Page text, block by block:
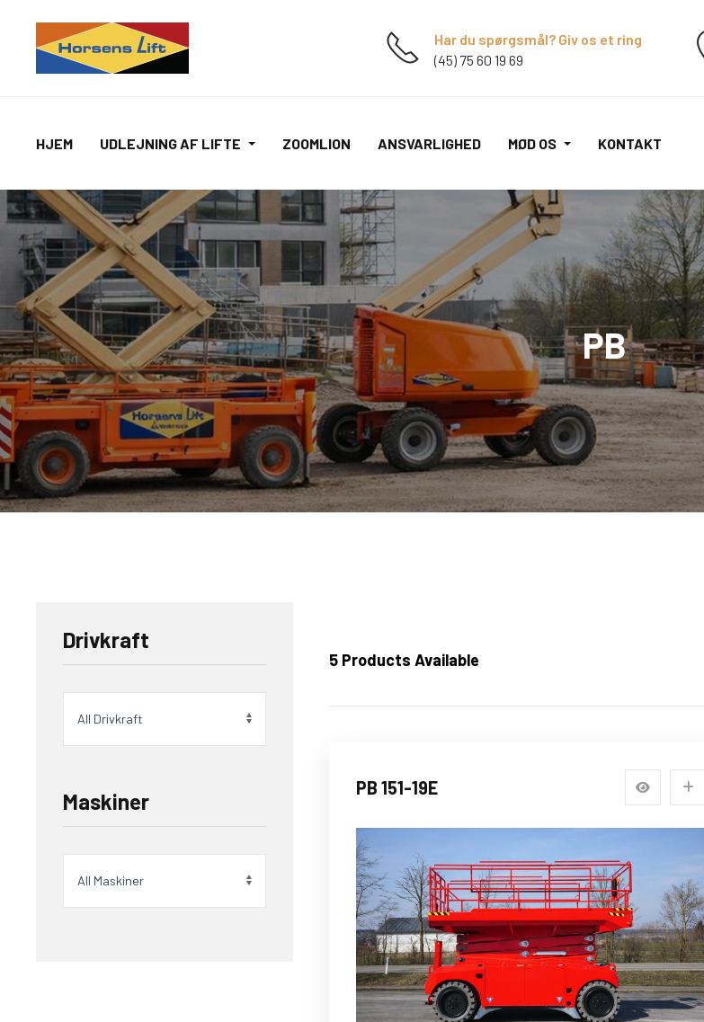
Har du spørgsmål? Giv os et ring
(45) 75 60 19 69
HJEM UDLEJNING AF LIFTE ZOOMLION ANSVARLIGHED MØD OS KONTAKT
PB
Drivkraft
Maskiner
5 Products Available
PB 151-19E